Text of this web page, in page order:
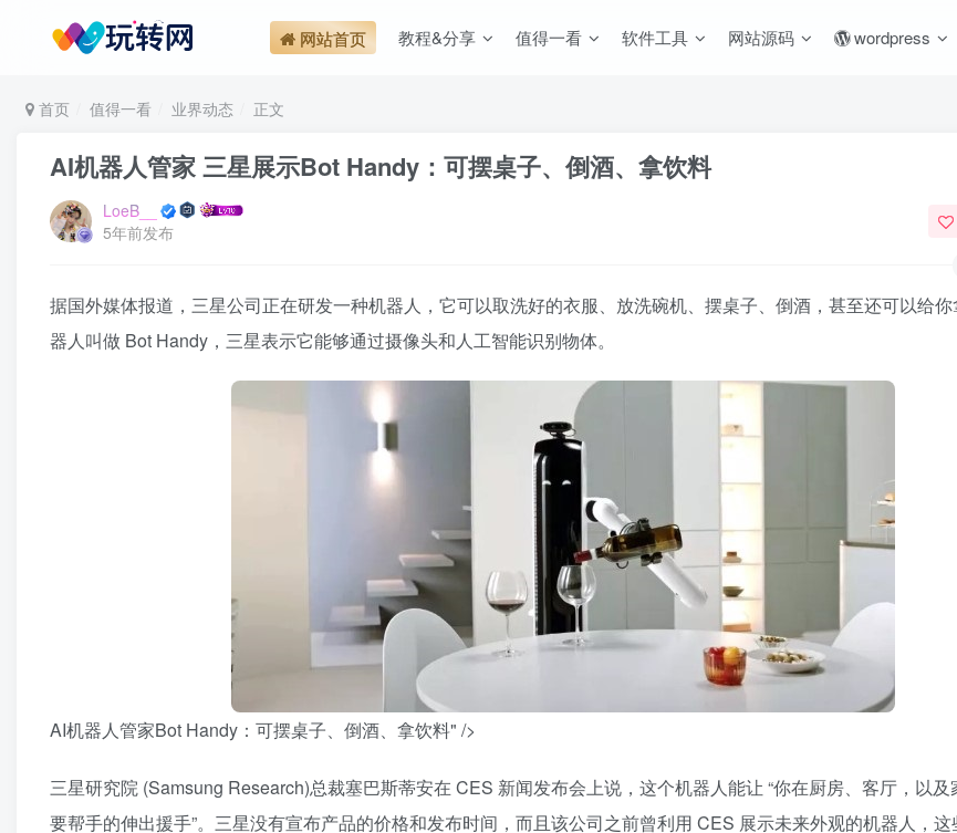
网站首页 教程&分享 值得一看 软件工具 网站源码 wordpress
首页 值得一看 业界动态 正文
AI机器人管家 三星展示Bot Handy：可摆桌子、倒酒、拿饮料
LoeB__
5年前发布
据国外媒体报道，三星公司正在研发一种机器人，它可以取洗好的衣服、放洗碗机、摆桌子、倒酒，甚至还可以给
器人叫做 Bot Handy，三星表示它能够通过摄像头和人工智能识别物体。
AI机器人管家Bot Handy：可摆桌子、倒酒、拿饮料" />
三星研究院 (Samsung Research)总裁塞巴斯蒂安在 CES 新闻发布会上说，这个机器人能让 “你在厨房、客厅，以
要帮手的伸出援手”。三星没有宣布产品的价格和发布时间，而且该公司之前曾利用 CES 展示未来外观的机器人，